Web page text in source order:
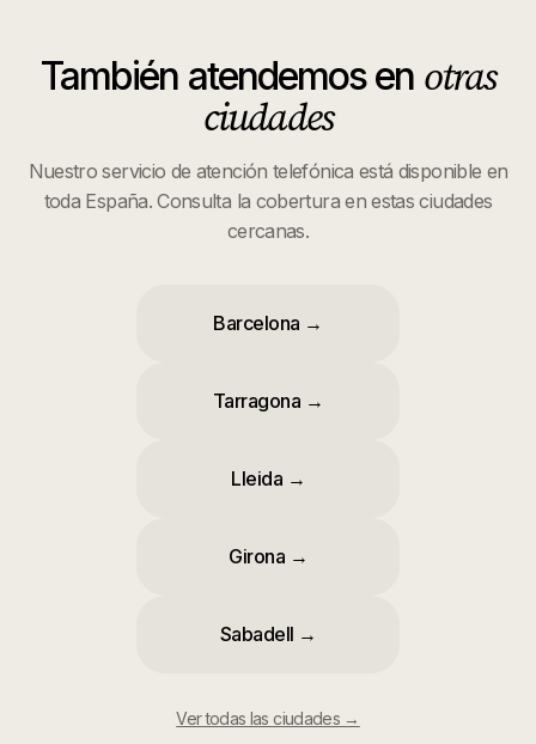
También atendemos en otras
ciudades
Nuestro servicio de atención telefónica está disponible en
toda España. Consulta la cobertura en estas ciudades
cercanas.
Barcelona →
Tarragona →
Lleida →
Girona →
Sabadell →
Ver todas las ciudades →